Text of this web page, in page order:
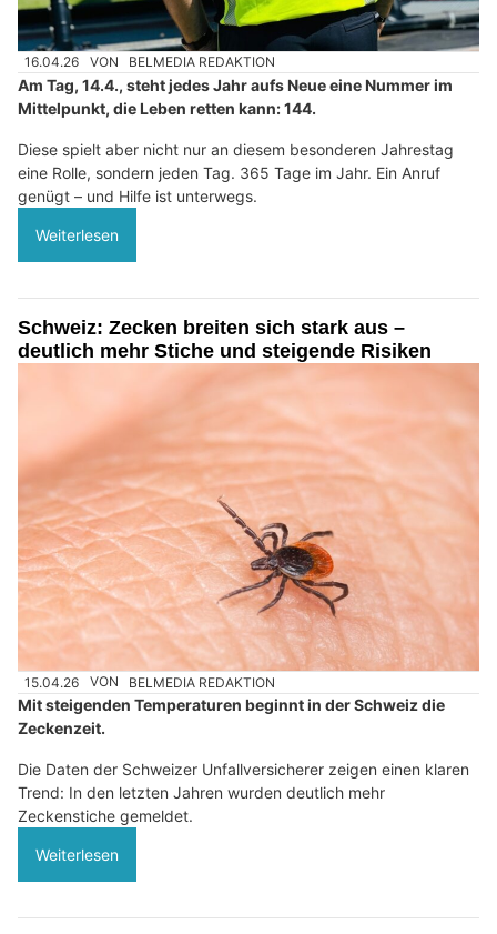
16.04.26 VON BELMEDIA REDAKTION
Am Tag, 14.4., steht jedes Jahr aufs Neue eine Nummer im
Mittelpunkt, die Leben retten kann: 144.
Diese spielt aber nicht nur an diesem besonderen Jahrestag
eine Rolle, sondern jeden Tag. 365 Tage im Jahr. Ein Anruf
genügt – und Hilfe ist unterwegs.
Weiterlesen
Schweiz: Zecken breiten sich stark aus –
deutlich mehr Stiche und steigende Risiken
15.04.26 VON BELMEDIA REDAKTION
Mit steigenden Temperaturen beginnt in der Schweiz die
Zeckenzeit.
Die Daten der Schweizer Unfallversicherer zeigen einen klaren
Trend: In den letzten Jahren wurden deutlich mehr
Zeckenstiche gemeldet.
Weiterlesen